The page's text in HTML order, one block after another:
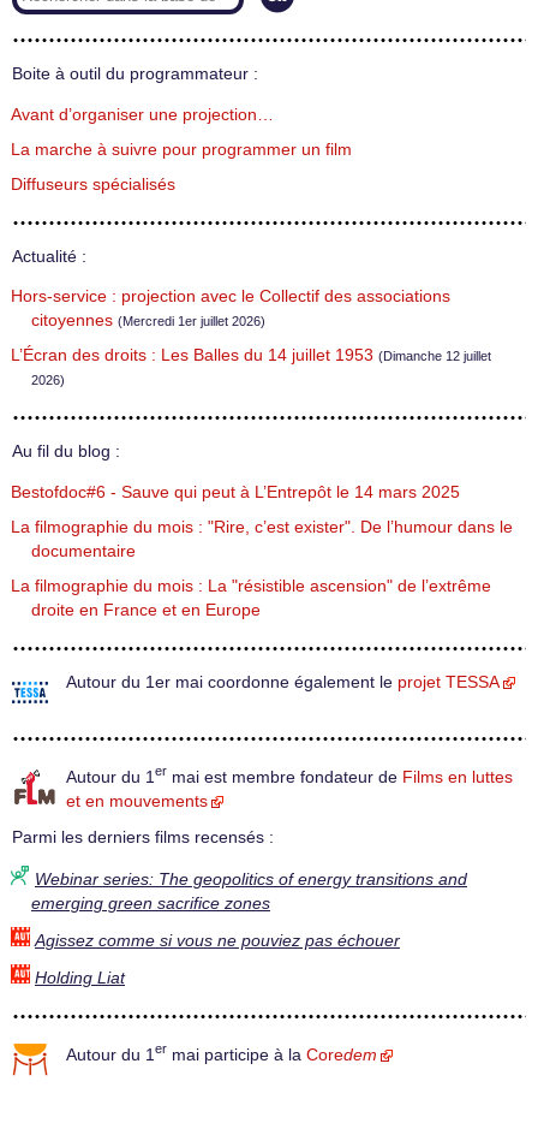
Boite à outil du programmateur :
Avant d’organiser une projection…
La marche à suivre pour programmer un film
Diffuseurs spécialisés
Actualité :
Hors-service : projection avec le Collectif des associations
citoyennes (Mercredi 1er juillet 2026)
L’Écran des droits : Les Balles du 14 juillet 1953 (Dimanche 12 juillet
2026)
Au fil du blog :
Bestofdoc#6 - Sauve qui peut à L’Entrepôt le 14 mars 2025
La filmographie du mois : "Rire, c’est exister". De l’humour dans le
documentaire
La filmographie du mois : La "résistible ascension" de l’extrême
droite en France et en Europe
Autour du 1er mai coordonne également le projet TESSA
Autour du 1 er mai est membre fondateur de Films en luttes
et en mouvements
Parmi les derniers films recensés :
Webinar series: The geopolitics of energy transitions and
emerging green sacrifice zones
Agissez comme si vous ne pouviez pas échouer
Holding Liat
Autour du 1 er mai participe à la Coredem